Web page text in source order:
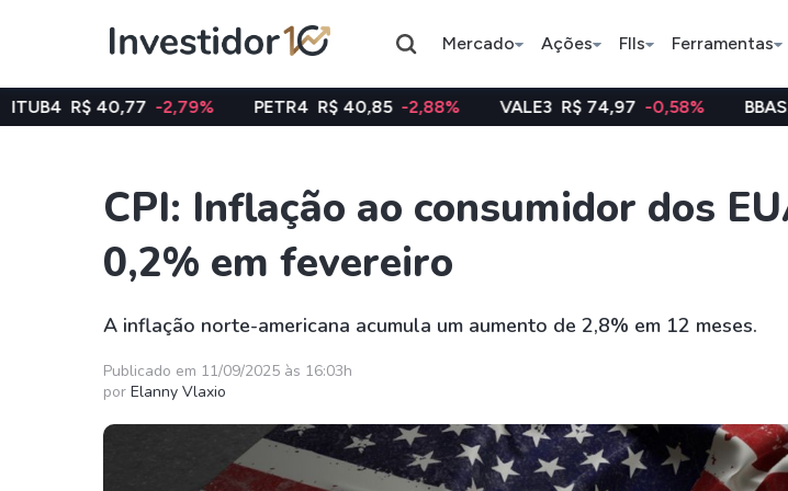
Mercado Ações FIIs Ferramentas
Assuntos do momento
Índice
Ibovespa
Ação
Petrobras
Taesa
Itausa
RECR11
HGLG11
IVVB11
SMAL11
Apple
Amazon
-2,79% PETR4 R$ 40,85 -2,88% VALE3 R$ 74,97 -0,58% BBAS3 R$ 20,05
CPI: Inflação ao consumidor dos
0,2% em fevereiro
A inflação norte-americana acumula um aumento de 2,8% em 12 meses.
Publicado em 11/09/2025 às 16:03h
por Elanny Vlaxio